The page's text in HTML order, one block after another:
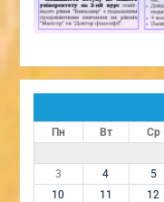
Пн Вт Ср
3
4 5
10
11 12